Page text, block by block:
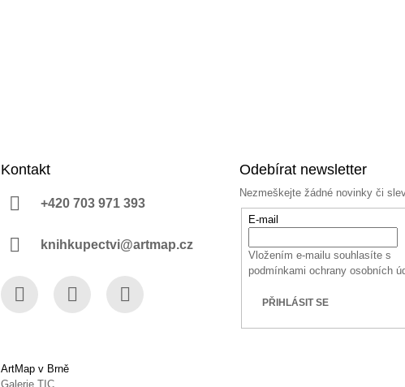
Kontakt
+420 703 971 393
knihkupectvi@artmap.cz
Odebírat newsletter
Nezmeškejte žádné novinky či
E-mail
Vložením e-mailu souhlasíte s
podmínkami ochrany osobních
PŘIHLÁSIT SE
ArtMap v Brně
Galerie TIC